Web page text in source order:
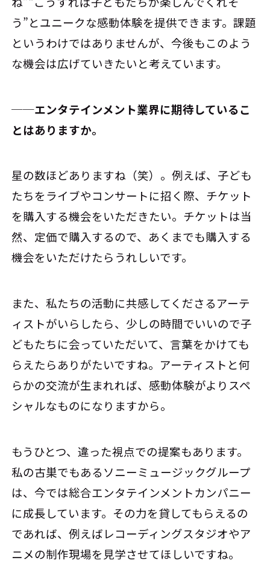
う”とユニークな感動体験を提供できます。課題
というわけではありませんが、今後もこのよう
な機会は広げていきたいと考えています。
──エンタテインメント業界に期待しているこ
とはありますか。
星の数ほどありますね（笑）。例えば、子ども
たちをライブやコンサートに招く際、チケット
を購入する機会をいただきたい。チケットは当
然、定価で購入するので、あくまでも購入する
機会をいただけたらうれしいです。
また、私たちの活動に共感してくださるアーテ
ィストがいらしたら、少しの時間でいいので子
どもたちに会っていただいて、言葉をかけても
らえたらありがたいですね。アーティストと何
らかの交流が生まれれば、感動体験がよりスペ
シャルなものになりますから。
もうひとつ、違った視点での提案もあります。
私の古巣でもあるソニーミュージックグループ
は、今では総合エンタテインメントカンパニー
に成長しています。その力を貸してもらえるの
であれば、例えばレコーディングスタジオやア
ニメの制作現場を見学させてほしいですね。